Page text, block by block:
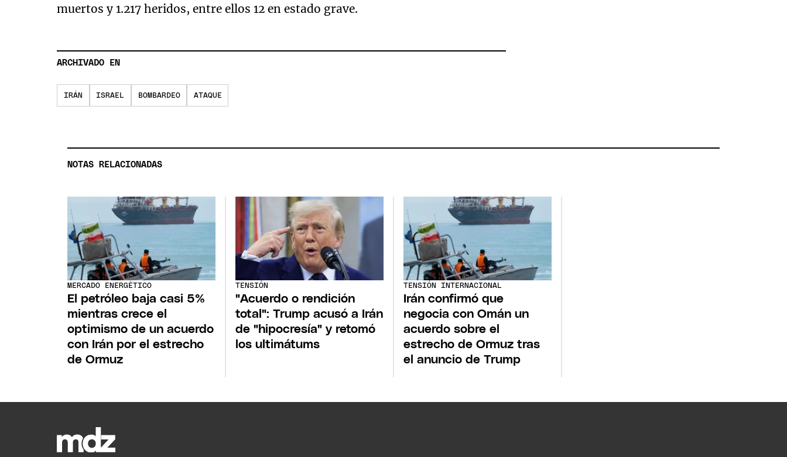
muertos y 1.217 heridos, entre ellos 12 en estado grave.
ARCHIVADO EN
IRÁN ISRAEL BOMBARDEO ATAQUE
NOTAS RELACIONADAS
MERCADO ENERGÉTICO
El petróleo baja casi 5%
mientras crece el
optimismo de un acuerdo
con Irán por el estrecho
de Ormuz
TENSIÓN
"Acuerdo o rendición
total": Trump acusó a Irán
de "hipocresía" y retomó
los ultimátums
TENSIÓN INTERNACIONAL
Irán confirmó que
negocia con Omán un
acuerdo sobre el
estrecho de Ormuz tras
el anuncio de Trump